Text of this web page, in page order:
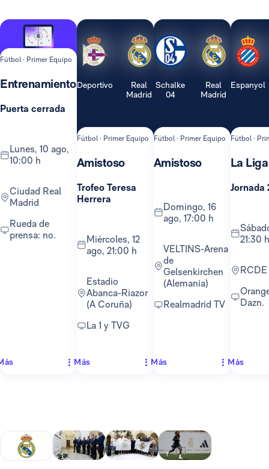
Fútbol · Primer Equipo
Entrenamiento
Puerta cerrada
lunes, 10 ago,
10:00 h
Ciudad Real
Madrid
Rueda de
prensa: no.
Deportivo
Real
Madrid
Fútbol · Primer Equipo
Amistoso
Trofeo Teresa
Herrera
miércoles, 12
ago, 21:00 h
Estadio
Abanca-Riazor
(A Coruña)
La 1 y TVG
Más
Schalke
04
Real
Madrid
Fútbol · Primer Equipo
Amistoso
domingo, 16
ago, 17:00 h
VELTINS-Arena
de
Gelsenkirchen
(Alemania)
Realmadrid TV
Más
Espanyol
Fútbol ·
La Liga
Jornada
sábado, 22 ago,
21:30 h
Orange TV y
Dazn.
Más